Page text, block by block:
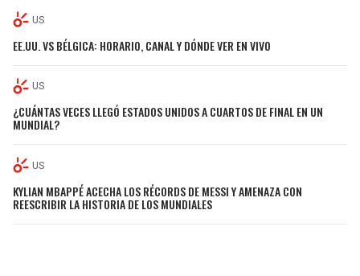
US
EE.UU. VS BÉLGICA: HORARIO, CANAL Y DÓNDE VER EN VIVO
US
¿CUÁNTAS VECES LLEGÓ ESTADOS UNIDOS A CUARTOS DE FINAL EN UN
MUNDIAL?
US
KYLIAN MBAPPÉ ACECHA LOS RÉCORDS DE MESSI Y AMENAZA CON
REESCRIBIR LA HISTORIA DE LOS MUNDIALES